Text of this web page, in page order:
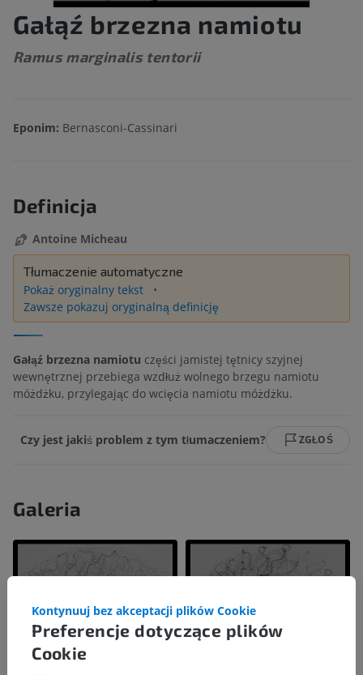
Gałąź brzezna namiotu
Ramus marginalis tentorii
Eponim: Bernasconi-Cassinari
Definicja
Antoine Micheau
Tłumaczenie automatyczne
Pokaż oryginalny tekst
Zawsze pokazuj oryginalną definicję
Gałąź brzezna namiotu części jamistej tętnicy szyjnej
wewnętrznej przebiega wzdłuż wolnego brzegu namiotu
móżdżku, przylegając do wcięcia namiotu móżdżku.
Czy jest jakiś problem z tym tłumaczeniem? ZGŁOŚ
Galeria
Preferencje dotyczące plików
Cookie
Kontynuuj bez akceptacji plików Cookie